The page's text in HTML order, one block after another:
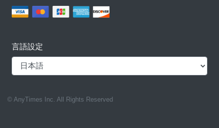
言語設定
© AnyTimes Inc. All Rights Reserved